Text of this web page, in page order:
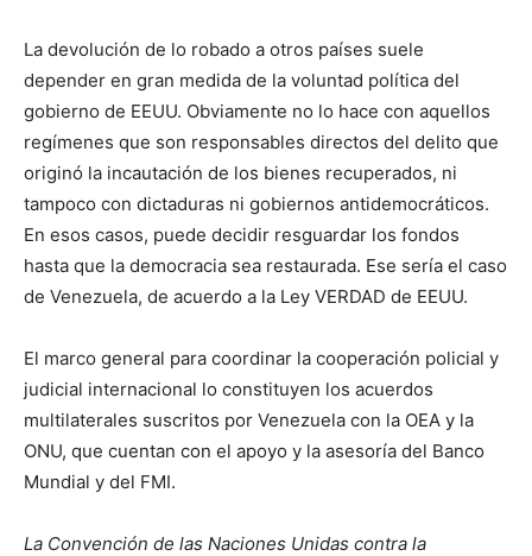
La devolución de lo robado a otros países suele
depender en gran medida de la voluntad política del
gobierno de EEUU. Obviamente no lo hace con aquellos
regímenes que son responsables directos del delito que
originó la incautación de los bienes recuperados, ni
tampoco con dictaduras ni gobiernos antidemocráticos.
En esos casos, puede decidir resguardar los fondos
hasta que la democracia sea restaurada. Ese sería el caso
de Venezuela, de acuerdo a la Ley VERDAD de EEUU.
El marco general para coordinar la cooperación policial y
judicial internacional lo constituyen los acuerdos
multilaterales suscritos por Venezuela con la OEA y la
ONU, que cuentan con el apoyo y la asesoría del Banco
Mundial y del FMI.
La Convención de las Naciones Unidas contra la